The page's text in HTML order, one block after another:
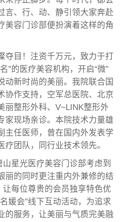
言、行、动、静引领大家奔赴
美容门诊部便扮演着这样的角
夺目！注资千万元，致力于打
”的医疗美容机构，开启“微”
动新时尚的美丽。我院联合国
协作支持，空军总医院、北京
丽整形外科、V~LINK整形外
家现场亲诊。本院技术力量雄
主任医师，曾在国内外发表学
团队，同行业技术领先。
星光医疗美容门诊部考虑到
丽的同时更注重内外兼修的结
让每位尊贵的会员独享特色优
媛会”线下互动活动，为追求
的服务，让美丽与气质完美融